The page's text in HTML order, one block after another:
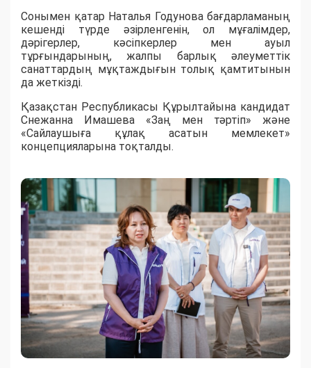
Сонымен қатар Наталья Годунова бағдарламаның
кешенді түрде әзірленгенін, ол мұғалімдер,
дәрігерлер, кәсіпкерлер мен ауыл
тұрғындарының, жалпы барлық әлеуметтік
санаттардың мұқтаждығын толық қамтитынын
да жеткізді.
Қазақстан Республикасы Құрылтайына кандидат
Снежанна Имашева «Заң мен тәртіп» және
«Сайлаушыға құлақ асатын мемлекет»
концепцияларына тоқталды.